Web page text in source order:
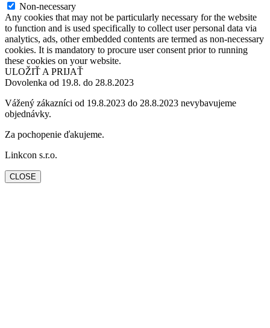
Non-necessary
Any cookies that may not be particularly necessary for the website
to function and is used specifically to collect user personal data via
analytics, ads, other embedded contents are termed as non-necessary
cookies. It is mandatory to procure user consent prior to running
these cookies on your website.
ULOŽIŤ A PRIJAŤ
Dovolenka od 19.8. do 28.8.2023
Vážený zákazníci od 19.8.2023 do 28.8.2023 nevybavujeme
objednávky.
Za pochopenie ďakujeme.
Linkcon s.r.o.
CLOSE